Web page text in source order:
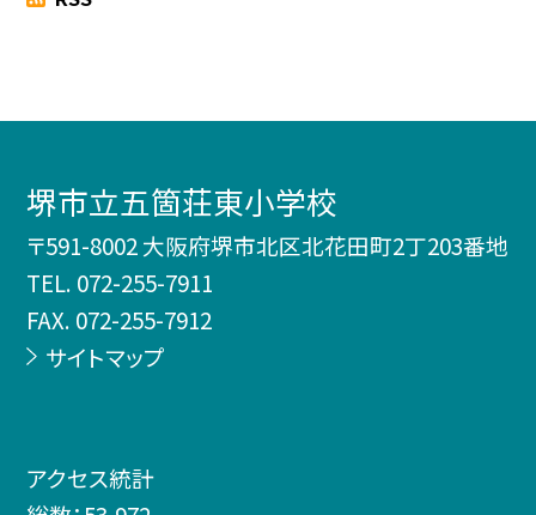
堺市立五箇荘東小学校
〒591-8002 大阪府堺市北区北花田町2丁203番地
TEL. 072-255-7911
FAX. 072-255-7912
サイトマップ
アクセス統計